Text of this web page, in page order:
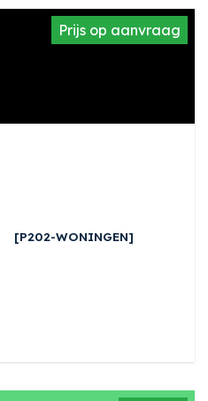
Prijs op aanvraag
[P202-WONINGEN]